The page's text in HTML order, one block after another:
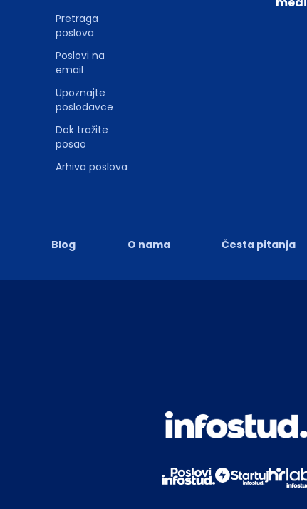
Blog O nama Česta pitanja
Pretraga
poslova
Poslovi na
email
Upoznajte
poslodavce
Dok tražite
posao
Arhiva poslova